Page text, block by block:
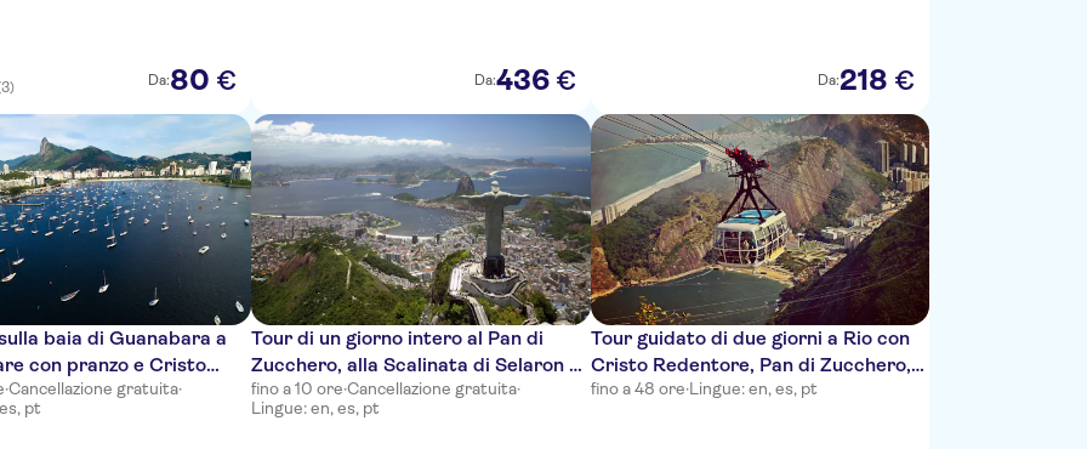
Da:80 € Da:436 € Da:218 €
baia di Guanabara a
con pranzo e Cristo
in treno
·Cancellazione gratuita·
pt
Tour di un giorno intero al Pan di
Zucchero, alla Scalinata di Selaron e
al Cristo Redentore con pranzo
barbecue facoltativo
fino a 10 ore·Cancellazione gratuita·
Lingue: en, es, pt
Tour guidato di due giorni a Rio con
Cristo Redentore, Pan di Zucchero,
pranzo al barbecue e trasferimento
fino a 48 ore·Lingue: en, es, pt